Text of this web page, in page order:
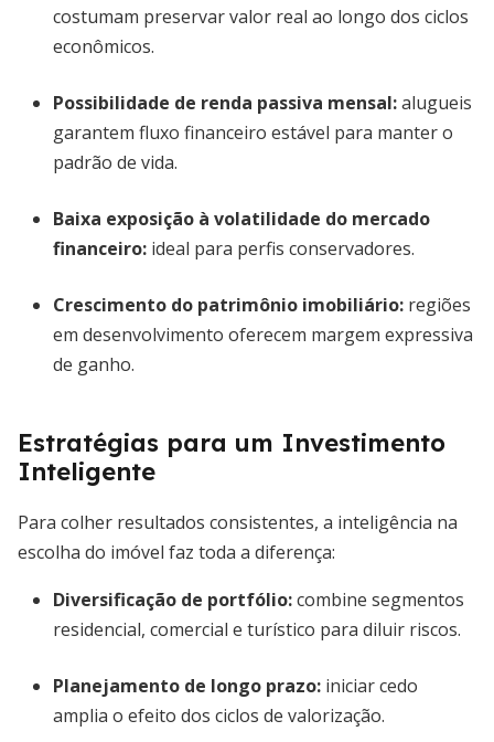
costumam preservar valor real ao longo dos ciclos
econômicos.
Possibilidade de renda passiva mensal:alugueis
garantem fluxo financeiro estável para manter o
padrão de vida.
Baixa exposição à volatilidade do mercado
financeiro: ideal para perfis conservadores.
Crescimento do patrimônio imobiliário: regiões
em desenvolvimento oferecem margem expressiva
de ganho.
Estratégias para um Investimento
Inteligente
Para colher resultados consistentes, a inteligência na
escolha do imóvel faz toda a diferença:
Diversificação de portfólio:combine segmentos
residencial, comercial e turístico para diluir riscos.
Planejamento de longo prazo: iniciar cedo
amplia o efeito dos ciclos de valorização.